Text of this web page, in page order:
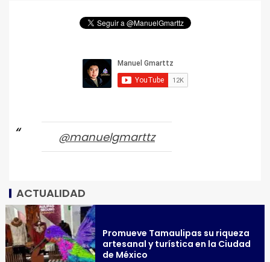
@manuelgmarttz
ACTUALIDAD
Promueve Tamaulipas su riqueza
artesanal y turística en la Ciudad
de México